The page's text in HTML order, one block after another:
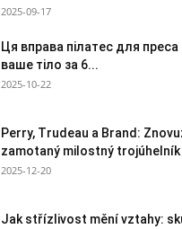
2025-09-17
Ця вправа пілатес для
ваше тіло за 6...
2025-10-22
Perry, Trudeau a Brand:
zamotaný milostný trojúhelník
2025-12-20
Jak střízlivost mění vztahy: